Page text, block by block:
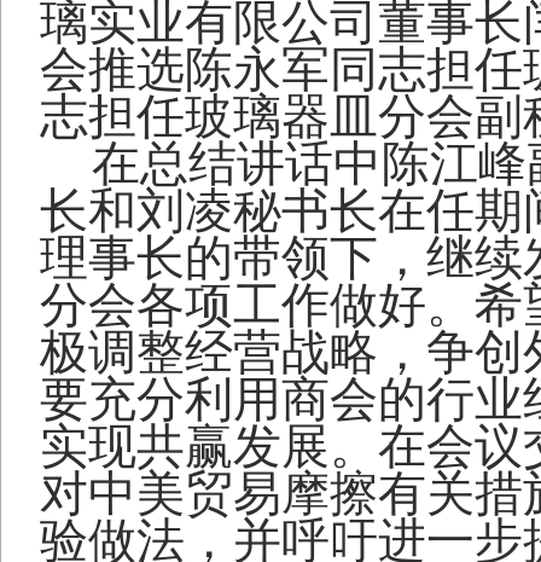
璃实业有限公司董事
会推选陈永军同志担
志担任玻璃器皿分会副
在总结讲话中陈江
长和刘凌秘书长在任
理事长的带领下，继
分会各项工作做好。
极调整经营战略，争
要充分利用商会的行
实现共赢发展。在会
对中美贸易摩擦有关
验做法，并呼吁进一